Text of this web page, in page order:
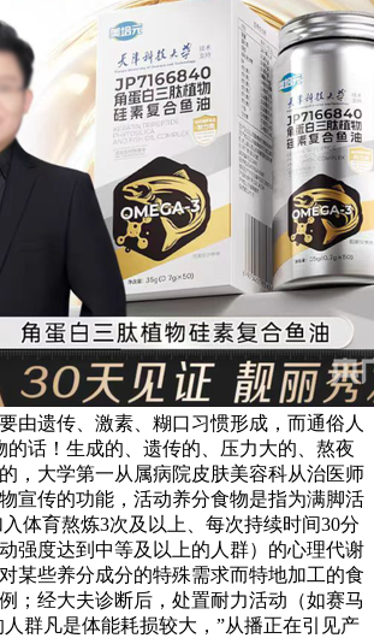
由遗传、激素、糊口习惯形成，而通俗人
的话！生成的、遗传的、压力大的、熬夜
，大学第一从属病院皮肤美容科从治医师
宣传的功能，活动养分食物是指为满脚活
体育熬炼3次及以上、每次持续时间30分
强度达到中等及以上的人群）的心理代谢
某些养分成分的特殊需求而特地加工的食
；经大夫诊断后，处置耐力活动（如赛马
群凡是体能耗损较大，”从播正在引见产